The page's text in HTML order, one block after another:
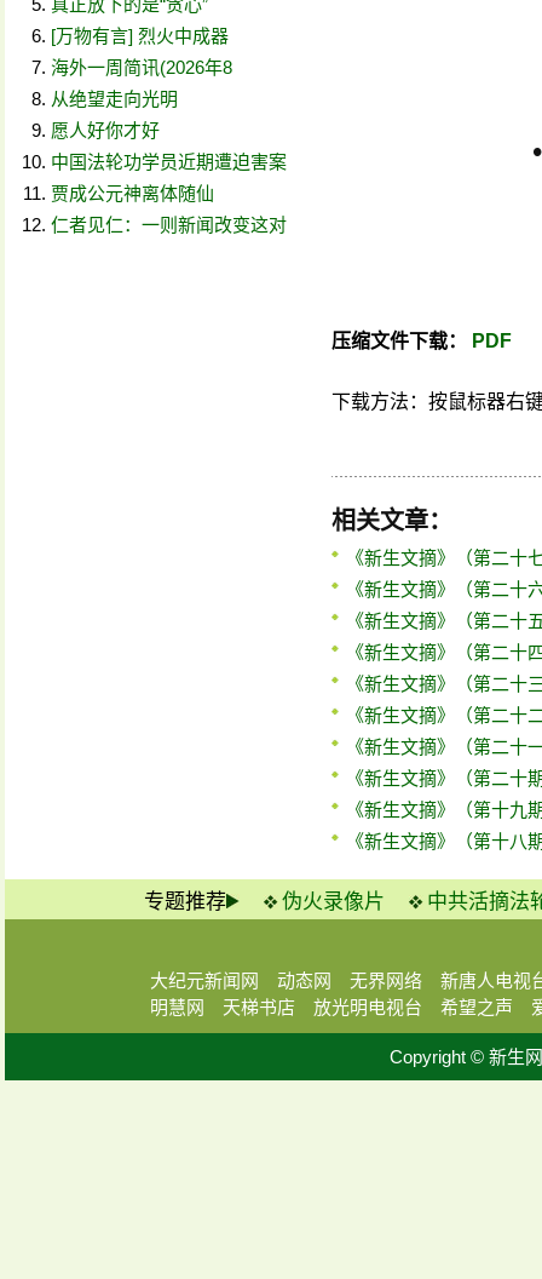
真正放下的是“贪心”
[万物有言] 烈火中成器
海外一周简讯(2026年8
从绝望走向光明
愿人好你才好
中国法轮功学员近期遭迫害案
贾成公元神离体随仙
仁者见仁：一则新闻改变这对
压缩文件下载： PDF
下载方法：按鼠标器右
相关文章：
《新生文摘》（第二十
《新生文摘》（第二十
《新生文摘》（第二十
《新生文摘》（第二十
《新生文摘》（第二十
《新生文摘》（第二十
《新生文摘》（第二十
《新生文摘》（第二十
《新生文摘》（第十九
《新生文摘》（第十八
专题推荐 伪火录像片 中共活摘法
大纪元新闻网 动态网 无界网络
新唐人电视
明慧网
天梯书店 放光明电视台 希望之声
Copyright © 新生